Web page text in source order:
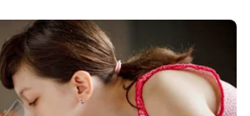
Weitere Aktien:
& Resorts Worldwide
WMS Industries
McDermott International
-Werbung-Barrierefreiheit
Disclaimer AGB- Privatsphäre-Einstellungen